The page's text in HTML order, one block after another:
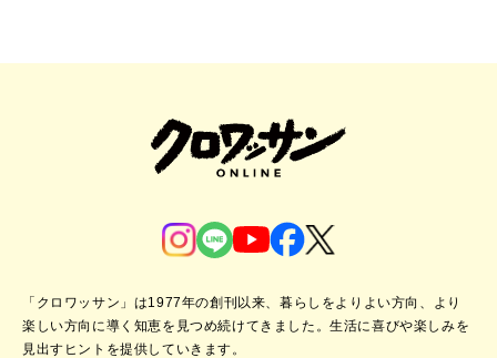
「クロワッサン」は1977年の創刊以来、暮らしをよりよい方向、より
楽しい方向に導く知恵を見つめ続けてきました。生活に喜びや楽しみを
見出すヒントを提供していきます。